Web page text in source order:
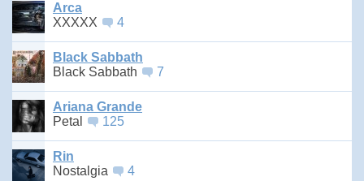
Arca
XXXXX
4
Black Sabbath
Black Sabbath
7
Ariana Grande
Petal
125
Rin
Nostalgia
4